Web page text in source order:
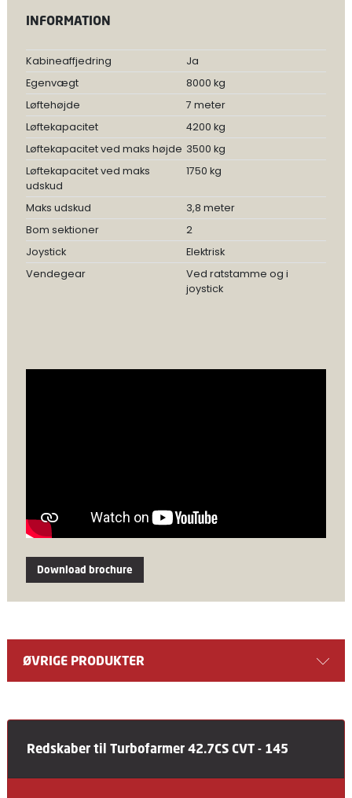
INFORMATION
Kabineaffjedring
Ja
Egenvægt
8000 kg
Løftehøjde
7 meter
Løftekapacitet
4200 kg
Løftekapacitet ved maks højde 3500 kg
Løftekapacitet ved maks
udskud
1750 kg
Maks udskud
3,8 meter
Bom sektioner
2
Joystick
Elektrisk
Vendegear
Ved ratstamme og i
joystick
Download brochure
ØVRIGE PRODUKTER
Redskaber til Turbofarmer 42.7CS CVT - 145